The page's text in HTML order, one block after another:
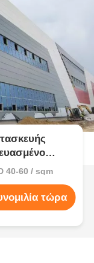
40-60 / sqm
τώρα